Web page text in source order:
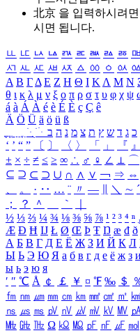
北京 을 입력하시려면
시면 됩니다.
ㅥ ㅦ ㅧ ㅨ ㅩ ㅪ ㅫ ㅬ ㅭ ㅮ
ㅺ ㅻ ㅼ ㅽ ㅾ ㅿ ㆀ ㆁ ㆂ
Α Β ΓΔ Ε Ζ Η Θ Ι ΚΛ Μ Ν
θ ι κ λ μ ν ξ ο π ρ σ τ υ φ χ ψ
á à Á À é è É È ç Ç ê
Ä Ö Ü ä ö ü ß
ִֶֹ ֻּ ׁׂ כ ג ד ש ץ ת צ מ נ ה ב
‘ ’ “ ” 〔 〕 〈 〉 「 」 『 』
± × ÷ ≠ ≤ ≥ ∞ ∴ ♂ ♀ ∠ ⊥ ⌒
⊆ ⊇ ⊂ ⊃ ∪ ∩ ∧ ∨ ￢ ⇒ ⇔
、
。 · ‥ … ¨ 〃 ― ＼ ∼ ´
；
？ ＾ ｀
½ ⅓ ⅔ ¼ ¾ ⅛ ⅜ ⅝ ⅞ ¹ ² ³ ⁴ ⁿ ₁
Æ Ð Ħ Ĳ Ł Ø Œ Þ Ŧ Ŋ æ đ ð
А Б В Г Д Е Ё Ж З И Й К Л
Ы Ь Э Ю Я а б в г д е ё ж з и
ы ь э ю я
′ ″ ℃ Å ￠ ￡ ￥ ¤ ℉ ‰ ＄
㎙ ㎚ ㎛ ㎜ ㎝ ㎞ ㎟ ㎠ ㎡
㎱ ㎲ ㎳ ㎴ ㎵ ㎶ ㎷ ㎸ ㎹ ㎀
㎒ ㎓ ㎔ Ω ㏀ ㏁ ㎊ ㎋ ㎌ ㏖